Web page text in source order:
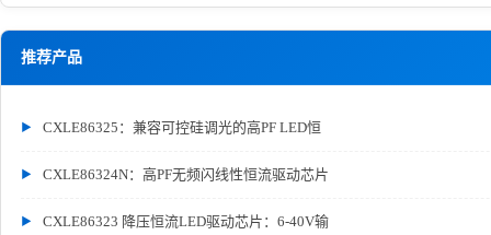
推荐产品
CXLE86325：兼容可控硅调光的高PF LED恒
CXLE86324N：高PF无频闪线性恒流驱动芯片
CXLE86323 降压恒流LED驱动芯片：6-40V输